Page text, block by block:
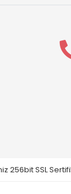
256bit SSL